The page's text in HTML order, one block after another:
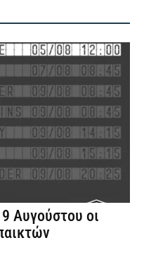
Αυγούστου οι